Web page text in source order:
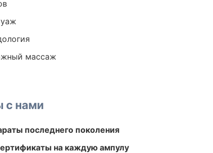
массаж
с нами
последнего поколения
на каждую ампулу